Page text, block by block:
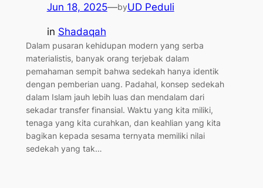
Jun 18, 2025—byUD Peduli
in Shadaqah
Dalam pusaran kehidupan modern yang serba
materialistis, banyak orang terjebak dalam
pemahaman sempit bahwa sedekah hanya identik
dengan pemberian uang. Padahal, konsep sedekah
dalam Islam jauh lebih luas dan mendalam dari
sekadar transfer finansial. Waktu yang kita miliki,
tenaga yang kita curahkan, dan keahlian yang kita
bagikan kepada sesama ternyata memiliki nilai
sedekah yang tak…